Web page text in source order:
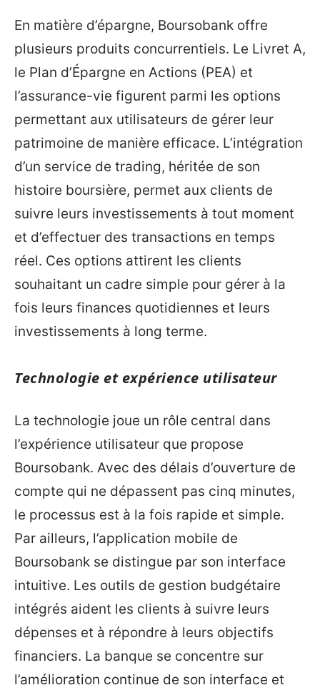
En matière d’épargne, Boursobank offre
plusieurs produits concurrentiels. Le Livret A,
le Plan d’Épargne en Actions (PEA) et
l’assurance-vie figurent parmi les options
permettant aux utilisateurs de gérer leur
patrimoine de manière efficace. L’intégration
d’un service de trading, héritée de son
histoire boursière, permet aux clients de
suivre leurs investissements à tout moment
et d’effectuer des transactions en temps
réel. Ces options attirent les clients
souhaitant un cadre simple pour gérer à la
fois leurs finances quotidiennes et leurs
investissements à long terme.
Technologie et expérience utilisateur
La technologie joue un rôle central dans
l’expérience utilisateur que propose
Boursobank. Avec des délais d’ouverture de
compte qui ne dépassent pas cinq minutes,
le processus est à la fois rapide et simple.
Par ailleurs, l’application mobile de
Boursobank se distingue par son interface
intuitive. Les outils de gestion budgétaire
intégrés aident les clients à suivre leurs
dépenses et à répondre à leurs objectifs
financiers. La banque se concentre sur
l’amélioration continue de son interface et